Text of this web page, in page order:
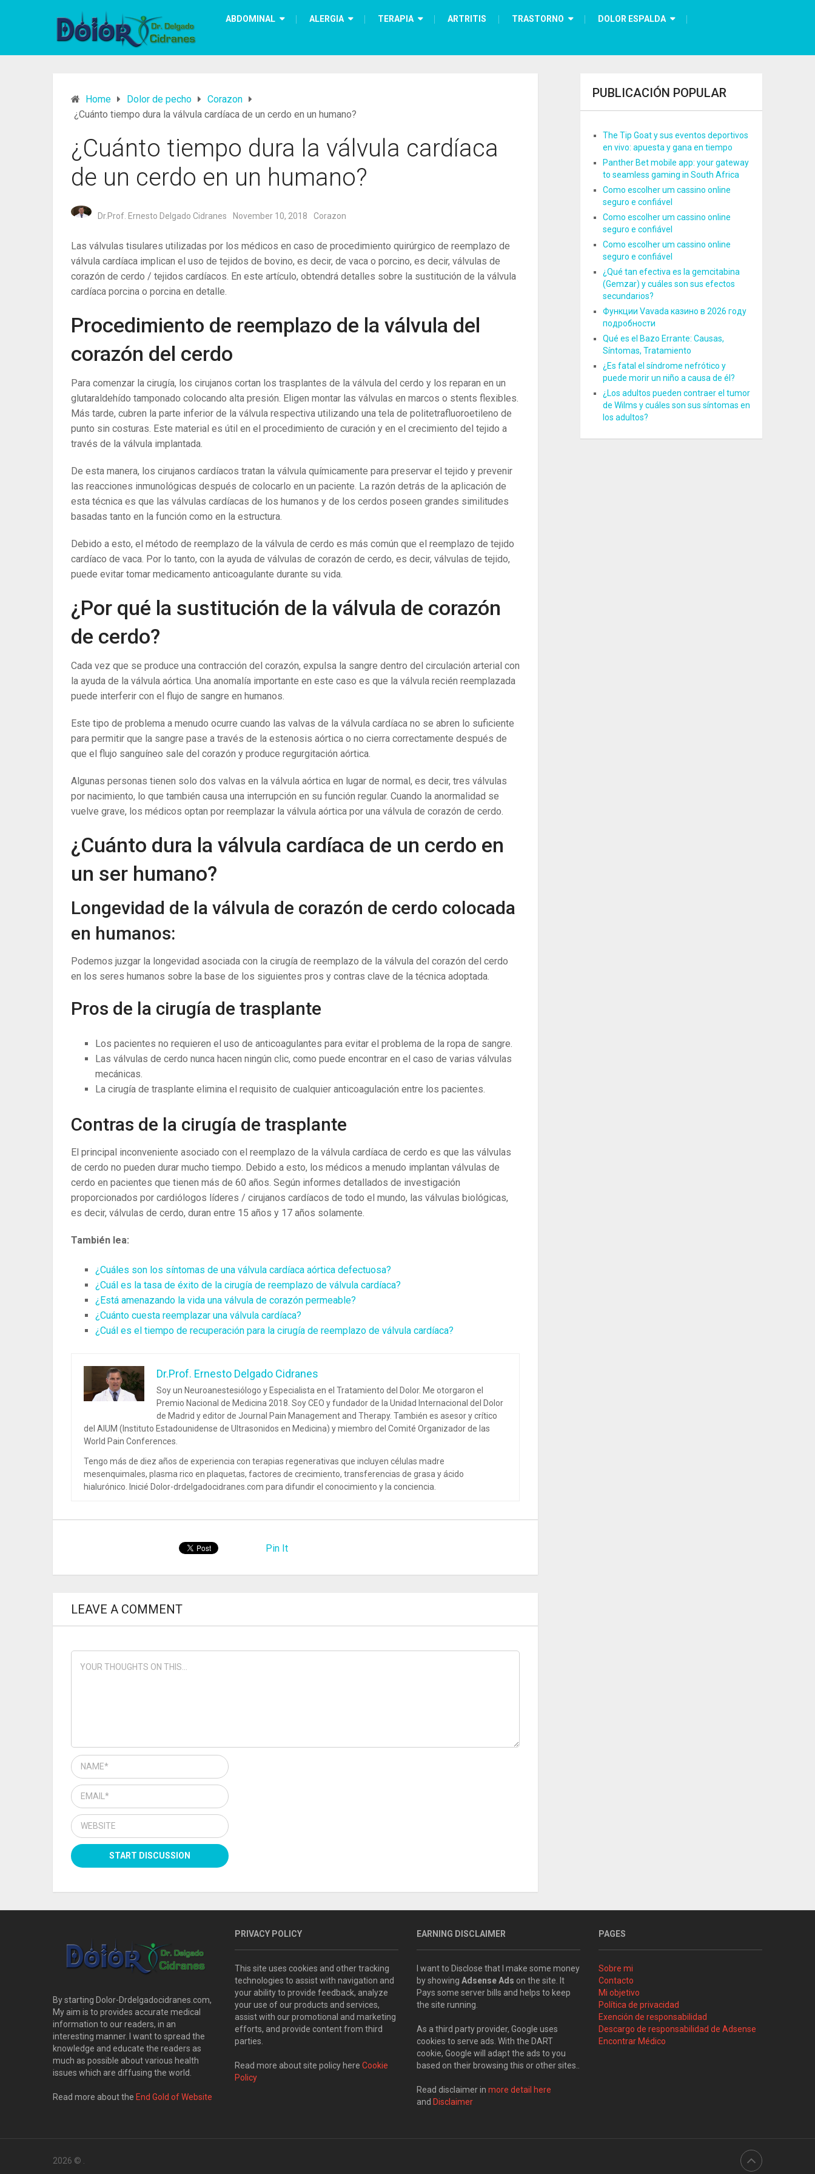
ABDOMINAL ALERGIA TERAPIA ARTRITIS TRASTORNO DOLOR ESPALDA
Home Dolor de pecho
Corazon
¿Cuánto tiempo dura la válvula cardíaca de un cerdo en un humano?
¿Cuánto tiempo dura la válvula cardíaca
de un cerdo en un humano?
Dr.Prof. Ernesto Delgado Cidranes November 10, 2018 Corazon
Las válvulas tisulares utilizadas por los médicos en caso de procedimiento quirúrgico de reemplazo de
válvula cardíaca implican el uso de tejidos de bovino, es decir, de vaca o porcino, es decir, válvulas de
corazón de cerdo / tejidos cardíacos. En este artículo, obtendrá detalles sobre la sustitución de la válvula
cardíaca porcina o porcina en detalle.
Procedimiento de reemplazo de la válvula del
corazón del cerdo
Para comenzar la cirugía, los cirujanos cortan los trasplantes de la válvula del cerdo y los reparan en un
glutaraldehído tamponado colocando alta presión. Eligen montar las válvulas en marcos o stents flexibles.
Más tarde, cubren la parte inferior de la válvula respectiva utilizando una tela de politetrafluoroetileno de
punto sin costuras. Este material es útil en el procedimiento de curación y en el crecimiento del tejido a
través de la válvula implantada.
De esta manera, los cirujanos cardíacos tratan la válvula químicamente para preservar el tejido y prevenir
las reacciones inmunológicas después de colocarlo en un paciente. La razón detrás de la aplicación de
esta técnica es que las válvulas cardíacas de los humanos y de los cerdos poseen grandes similitudes
basadas tanto en la función como en la estructura.
Debido a esto, el método de reemplazo de la válvula de cerdo es más común que el reemplazo de tejido
cardíaco de vaca. Por lo tanto, con la ayuda de válvulas de corazón de cerdo, es decir, válvulas de tejido,
puede evitar tomar medicamento anticoagulante durante su vida.
¿Por qué la sustitución de la válvula de corazón
de cerdo?
Cada vez que se produce una contracción del corazón, expulsa la sangre dentro del circulación arterial con
la ayuda de la válvula aórtica. Una anomalía importante en este caso es que la válvula recién reemplazada
puede interferir con el flujo de sangre en humanos.
Este tipo de problema a menudo ocurre cuando las valvas de la válvula cardíaca no se abren lo suficiente
para permitir que la sangre pase a través de la estenosis aórtica o no cierra correctamente después de
que el flujo sanguíneo sale del corazón y produce regurgitación aórtica.
Algunas personas tienen solo dos valvas en la válvula aórtica en lugar de normal, es decir, tres válvulas
por nacimiento, lo que también causa una interrupción en su función regular. Cuando la anormalidad se
vuelve grave, los médicos optan por reemplazar la válvula aórtica por una válvula de corazón de cerdo.
¿Cuánto dura la válvula cardíaca de un cerdo en
un ser humano?
Longevidad de la válvula de corazón de cerdo colocada
en humanos:
Podemos juzgar la longevidad asociada con la cirugía de reemplazo de la válvula del corazón del cerdo
en los seres humanos sobre la base de los siguientes pros y contras clave de la técnica adoptada.
Pros de la cirugía de trasplante
Los pacientes no requieren el uso de anticoagulantes para evitar el problema de la ropa de sangre.
Las válvulas de cerdo nunca hacen ningún clic, como puede encontrar en el caso de varias válvulas
mecánicas.
La cirugía de trasplante elimina el requisito de cualquier anticoagulación entre los pacientes.
Contras de la cirugía de trasplante
El principal inconveniente asociado con el reemplazo de la válvula cardíaca de cerdo es que las válvulas
de cerdo no pueden durar mucho tiempo. Debido a esto, los médicos a menudo implantan válvulas de
cerdo en pacientes que tienen más de 60 años. Según informes detallados de investigación
proporcionados por cardiólogos líderes / cirujanos cardíacos de todo el mundo, las válvulas biológicas,
es decir, válvulas de cerdo, duran entre 15 años y 17 años solamente.
También lea:
¿Cuáles son los síntomas de una válvula cardíaca aórtica defectuosa?
¿Cuál es la tasa de éxito de la cirugía de reemplazo de válvula cardíaca?
¿Está amenazando la vida una válvula de corazón permeable?
¿Cuánto cuesta reemplazar una válvula cardíaca?
¿Cuál es el tiempo de recuperación para la cirugía de reemplazo de válvula cardíaca?
Dr.Prof. Ernesto Delgado Cidranes
Soy un Neuroanestesiólogo y Especialista en el Tratamiento del Dolor. Me otorgaron el
Premio Nacional de Medicina 2018. Soy CEO y fundador de la Unidad Internacional del Dolor
de Madrid y editor de Journal Pain Management and Therapy. También es asesor y crítico
del AIUM (Instituto Estadounidense de Ultrasonidos en Medicina) y miembro del Comité Organizador de las
World Pain Conferences.
Tengo más de diez años de experiencia con terapias regenerativas que incluyen células madre
mesenquimales, plasma rico en plaquetas, factores de crecimiento, transferencias de grasa y ácido
hialurónico. Inicié Dolor-drdelgadocidranes.com para difundir el conocimiento y la conciencia.
Pin It
LEAVE A COMMENT
PUBLICACIÓN POPULAR
The Tip Goat y sus eventos deportivos
en vivo: apuesta y gana en tiempo
Panther Bet mobile app: your gateway
to seamless gaming in South Africa
Como escolher um cassino online
seguro e confiável
Como escolher um cassino online
seguro e confiável
Como escolher um cassino online
seguro e confiável
¿Qué tan efectiva es la gemcitabina
(Gemzar) y cuáles son sus efectos
secundarios?
Функции Vavada казино в 2026 году
подробности
Qué es el Bazo Errante: Causas,
Síntomas, Tratamiento
¿Es fatal el síndrome nefrótico y
puede morir un niño a causa de él?
¿Los adultos pueden contraer el tumor
de Wilms y cuáles son sus síntomas en
los adultos?
By starting Dolor-Drdelgadocidranes.com,
My aim is to provides accurate medical
information to our readers, in an
interesting manner. I want to spread the
knowledge and educate the readers as
much as possible about various health
issues which are diffusing the world.
Read more about the End Gold of Website
PRIVACY POLICY
This site uses cookies and other tracking
technologies to assist with navigation and
your ability to provide feedback, analyze
your use of our products and services,
assist with our promotional and marketing
efforts, and provide content from third
parties.
Read more about site policy here Cookie
Policy
EARNING DISCLAIMER
I want to Disclose that I make some money
by showing Adsense Ads on the site. It
Pays some server bills and helps to keep
the site running.
As a third party provider, Google uses
cookies to serve ads. With the DART
cookie, Google will adapt the ads to you
based on their browsing this or other sites..
Read disclaimer in more detail here
and Disclaimer
PAGES
Sobre mi
Contacto
Mi objetivo
Política de privacidad
Exención de responsabilidad
Descargo de responsabilidad de Adsense
Encontrar Médico
2026 © .